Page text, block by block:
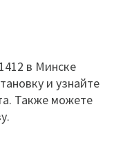
в Минске
и узнайте
Также можете